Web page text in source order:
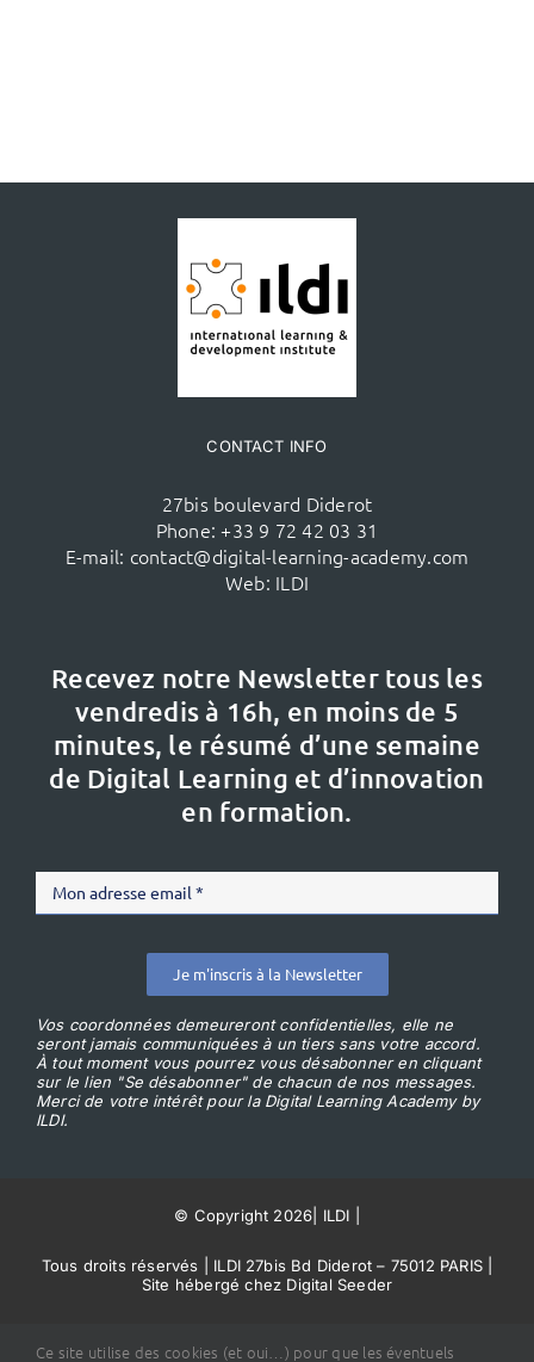
CONTACT INFO
27bis boulevard Diderot
Phone: +33 9 72 42 03 31
E-mail: contact@digital-learning-academy.com
Web: ILDI
Recevez notre Newsletter tous les
vendredis à 16h, en moins de 5
minutes, le résumé d’une semaine
de Digital Learning et d’innovation
en formation.
Je m'inscris à la Newsletter
Vos coordonnées demeureront confidentielles, elle ne
seront jamais communiquées à un tiers sans votre accord.
À tout moment vous pourrez vous désabonner en cliquant
sur le lien "Se désabonner" de chacun de nos messages.
Merci de votre intérêt pour la Digital Learning Academy by
ILDI.
© Copyright 2026 ILDI
Tous droits réservés | ILDI 27bis Bd Diderot – 75012 PARIS |
Site hébergé chez Digital Seeder
Ce site utilise des cookies (et oui…) pour que les éventuels